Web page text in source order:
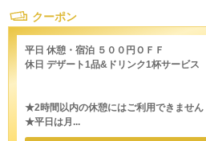
クーポン
平日 休憩・宿泊 ５００円ＯＦＦ
休日 デザート1品&ドリンク1杯サービス
★2時間以内の休憩にはご利用できません
★平日は月...